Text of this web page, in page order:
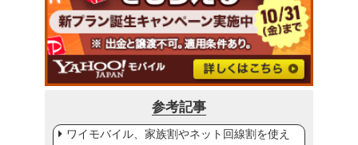
参考記事
ワイモバイル、家族割やネット回線割を使え